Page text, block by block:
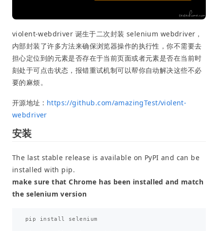
violent-webdriver 诞生于二次封装 selenium webdriver，
内部封装了许多方法来确保浏览器操作的执行性，你不需要去
担心定位到的元素是否存在于当前页面或者元素是否在当前时
刻处于可点击状态，报错重试机制可以帮你自动解决这些不必
要的麻烦。
开源地址 : https://github.com/amazingTest/violent-
webdriver
安装
The last stable release is available on PyPI and can be
installed with pip.
make sure that Chrome has been installed and match
the selenium version
pip install selenium